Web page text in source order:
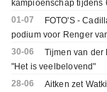
kampioenschap tijdens
01-07
FOTO'S -
podium voor Renger
30-06
Tijmen van der
"Het is veelbelovend"
28-06
Aitken zet